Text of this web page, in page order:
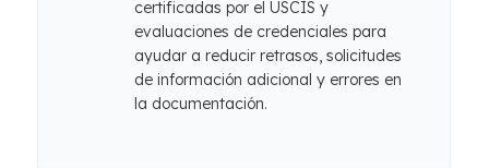
certificadas por el USCIS y
evaluaciones de credenciales para
ayudar a reducir retrasos, solicitudes
de información adicional y errores en
la documentación.